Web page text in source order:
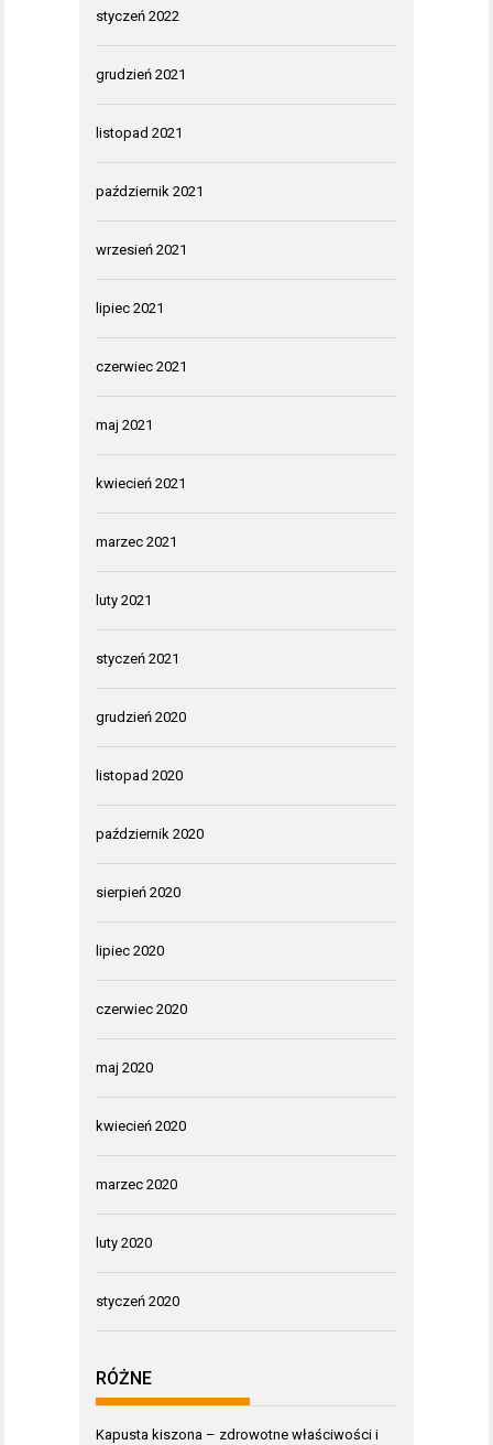
styczeń 2022
grudzień 2021
listopad 2021
październik 2021
wrzesień 2021
lipiec 2021
czerwiec 2021
maj 2021
kwiecień 2021
marzec 2021
luty 2021
styczeń 2021
grudzień 2020
listopad 2020
październik 2020
sierpień 2020
lipiec 2020
czerwiec 2020
maj 2020
kwiecień 2020
marzec 2020
luty 2020
styczeń 2020
RÓŻNE
Kapusta kiszona – zdrowotne właściwości i